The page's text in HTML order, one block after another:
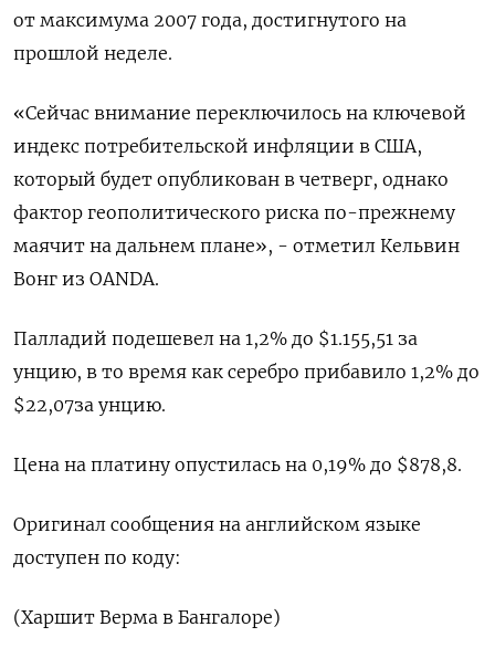
от максимума 2007 года, достигнутого на
прошлой неделе.
«Сейчас внимание переключилось на ключевой
индекс потребительской инфляции в США,
который будет опубликован в четверг, однако
фактор геополитического риска по-прежнему
маячит на дальнем плане», - отметил Кельвин
Вонг из OANDA.
Палладий подешевел на 1,2% до $1.155,51​​ за
унцию, в то время как серебро прибавило 1,2% до
$22,07​ за унцию.
Цена на платину опустилась на 0,19% до $878,8.
Оригинал сообщения на английском языке
доступен по коду:
(Харшит Верма в Бангалоре)